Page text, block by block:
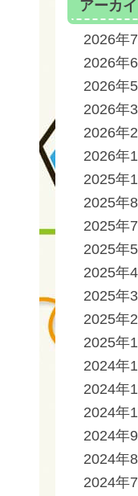
アーカ
2026年
2026年
2026年
2026年
2026年
2026年
2025年
2025年
2025年
2025年
2025年
2025年
2025年
2025年
2024年
2024年
2024年
2024年
2024年
2024年